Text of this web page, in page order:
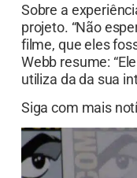
Sobre a
projeto. “Não
filme, que eles
Webb resume:
utiliza da da sua
Siga com mais